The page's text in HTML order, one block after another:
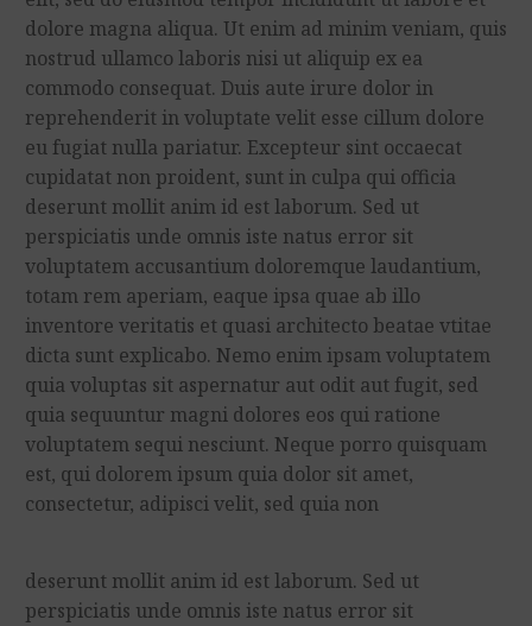
dolore magna aliqua. Ut enim ad minim veniam, quis
nostrud ullamco laboris nisi ut aliquip ex ea
commodo consequat. Duis aute irure dolor in
reprehenderit in voluptate velit esse cillum dolore
eu fugiat nulla pariatur. Excepteur sint occaecat
cupidatat non proident, sunt in culpa qui officia
deserunt mollit anim id est laborum. Sed ut
perspiciatis unde omnis iste natus error sit
voluptatem accusantium doloremque laudantium,
totam rem aperiam, eaque ipsa quae ab illo
inventore veritatis et quasi architecto beatae vtitae
dicta sunt explicabo. Nemo enim ipsam voluptatem
quia voluptas sit aspernatur aut odit aut fugit, sed
quia sequuntur magni dolores eos qui ratione
voluptatem sequi nesciunt. Neque porro quisquam
est, qui dolorem ipsum quia dolor sit amet,
consectetur, adipisci velit, sed quia non
deserunt mollit anim id est laborum. Sed ut
perspiciatis unde omnis iste natus error sit